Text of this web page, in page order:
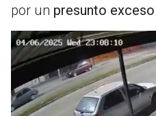
por un presunto